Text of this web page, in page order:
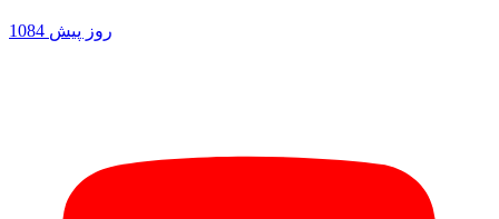
1084 روز پیش